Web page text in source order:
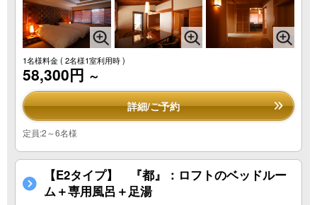
1名様料金( 2名様1室利用時 )
58,300円 ～
詳細/ご予約
定員:2～6名様
【E2タイプ】 『都』：ロフトのベッドルー
ム＋専用風呂＋足湯